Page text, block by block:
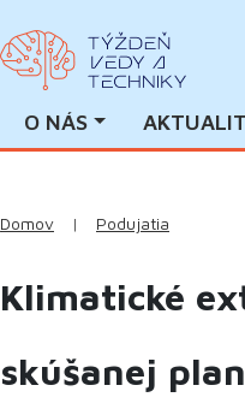
O NÁS
Domov | Podujatia
Klimatické
skúšanej